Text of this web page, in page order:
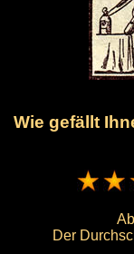
Wie gefällt
Der